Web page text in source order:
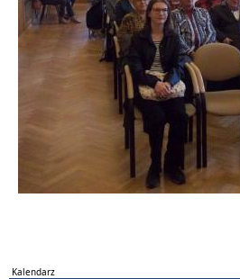
Kalendarz